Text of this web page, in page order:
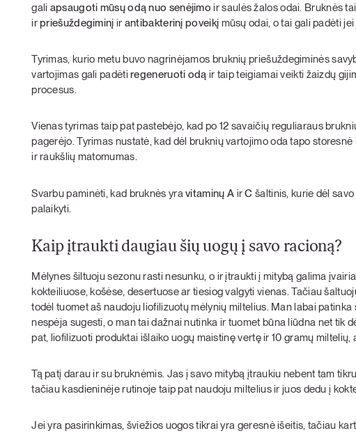
gali apsaugoti mūsų odą nuo senėjimo ir saulės žalos odai. Bruknės
irpriešuždegiminį ir antibakterinį poveikį mūsų odai, o tai gali padėti
Tyrimas, kurio metu buvo nagrinėjamos bruknių priešuždegiminės
vartojimas gali padėtiregeneruoti odą ir taip teigiamai veikti žaizdų
procesus.
Vienas tyrimas taip pat pastebėjo, kad po 12 savaičių reguliaraus
pagerėjo. Tyrimas nustatė, kad dėl bruknių vartojimo oda tapo storesnė
ir raukšlių matomumas.
Svarbu paminėti, kad bruknės yravitaminų A irC šaltinis, kurie dėl
palaikyti.
Kaip įtraukti daugiau šių uogų į savo racioną?
Mėlynes šiltuoju sezonu rasti nesunku, o ir įtraukti į mitybą galima
kokteiliuose, košėse, desertuose ar tiesiog valgyti vienas. Tačiau
todėl tuomet aš naudoju liofilizuotų mėlynių miltelius. Man labai
nespėja sugesti, o man tai dažnai nutinka ir tuomet būna liūdna net tik
pat, liofilizuoti produktai išlaiko uogų maistinę vertę ir 10 gramų miltelių,
Tą patį darau ir su bruknėmis. Jas į savo mitybą įtraukiu nebent tam
tačiau kasdieninėje rutinoje taip pat naudoju miltelius ir juos dedu į
Jei yra pasirinkimas, šviežios uogos tikrai yra geresnė išeitis, tačiau